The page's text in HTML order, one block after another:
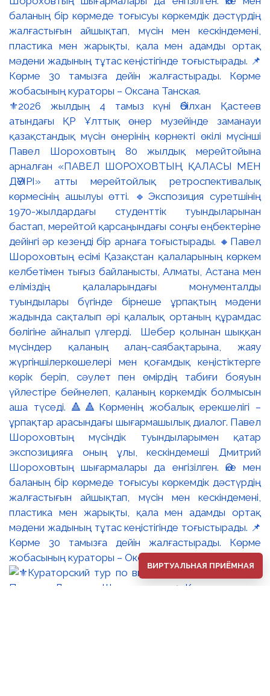
⚜️2026 жылдың 4 тамыз күні Әбілхан Қастеев
атындағы ҚР Ұлттық өнер музейінде заманауи
қазақстандық мүсін өнерінің көрнекті өкілі мүсінші
Павел Шороховтың 80 жылдық мерейтойына
арналған «ПАВЕЛ ШОРОХОВТЫҢ ҚАЛАСЫ МЕН
ДӘУІРІ» атты мерейтойлық ретроспективалық
көрмесінің ашылуы өтті. 🔹Экспозиция суретшінің
1970-жылдардағы студенттік туындыларынан
бастап, мерейтой қарсаңындағы соңғы еңбектеріне
дейінгі әр кезеңді бір арнаға тоғыстырады. 🔸Павел
Шороховтың есімі Қазақстан қалаларының көркем
келбетімен тығыз байланысты, Алматы, Астана мен
еліміздің қалаларындағы монументалды
туындылары бүгінде бірнеше ұрпақтың мәдени
жадында сақталып әрі қалалық ортаның құрамдас
бөлігіне айналып үлгерді. Шебер қолынан шыққан
мүсіндер қаланың алаң-саябақтарына, жаяу
жүргіншілеркөшелері мен қоғамдық кеңістіктерге
көрік беріп, сәулет пен өмірдің табиғи бояуын
үйлестіре бейнелеп, қаланың көркемдік болмысын
аша түседі. 🔺🔺Көрменің жобалық ерекшелігі –
ұрпақтар арасындағы шығармашылық диалог. Павел
Шороховтың мүсіндік туындыларымен қатар
экспозицияға оның ұлы, кескіндемеші Дмитрий
Шороховтың шығармалары да енгізілген. Әке мен
баланың бір көрмеде тоғысуы көркемдік дәстүрдің
жалғастығын айшықтап, мүсін мен кескіндемені,
пластика мен жарықты, қала мен адамды ортақ
мәдени жадының тұтас кеңістігінде тоғыстырады. 📌
Көрме 30 тамызға дейін жалғастырады. Көрме
жобасының кураторы – Оксана Танская.
ВИРТУАЛЬНАЯ ПРИЁМНАЯ